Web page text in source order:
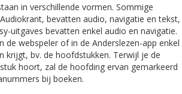
in verschillende vormen. Sommige
bevatten audio, navigatie en tekst,
uitgaves bevatten enkel audio en navigatie.
de webspeler of in de Anderslezen-app enkel
krijgt, bv. de hoofdstukken. Terwijl je de
hoort, zal de hoofding ervan gemarkeerd
bij boeken.